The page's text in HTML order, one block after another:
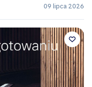
09 lipca 2026